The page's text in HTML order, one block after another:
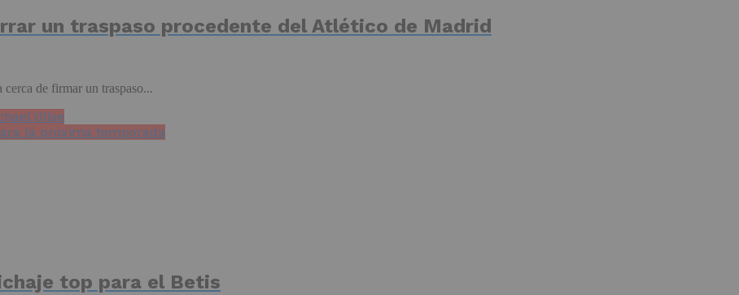
un traspaso procedente del Atlético de Madrid
de firmar un traspaso...
Olise
la próxima temporada
top para el Betis